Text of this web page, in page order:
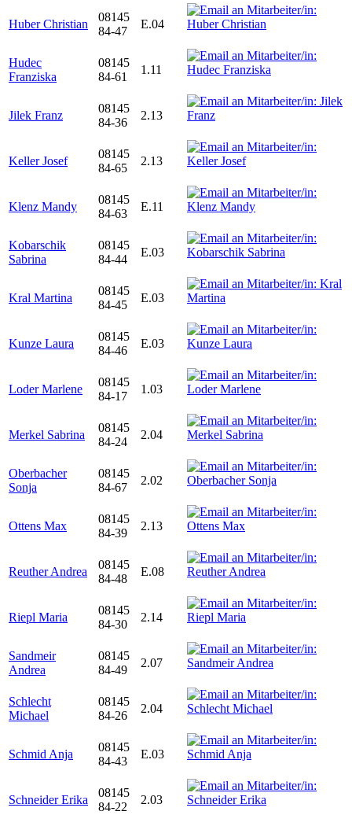
Huber Christian
08145
84-47
E.04
Hudec
Franziska
08145
84-61
1.11
Jilek Franz
08145
84-36
2.13
Keller Josef
08145
84-65
2.13
Klenz Mandy
08145
84-63
E.11
Kobarschik
Sabrina
08145
84-44
E.03
Kral Martina
08145
84-45
E.03
Kunze Laura
08145
84-46
E.03
Loder Marlene
08145
84-17
1.03
Merkel Sabrina
08145
84-24
2.04
Oberbacher
Sonja
08145
84-67
2.02
Ottens Max
08145
84-39
2.13
Reuther Andrea
08145
84-48
E.08
Riepl Maria
08145
84-30
2.14
Sandmeir
Andrea
08145
84-49
2.07
Schlecht
Michael
08145
84-26
2.04
Schmid Anja
08145
84-43
E.03
Schneider Erika
08145
84-22
2.03